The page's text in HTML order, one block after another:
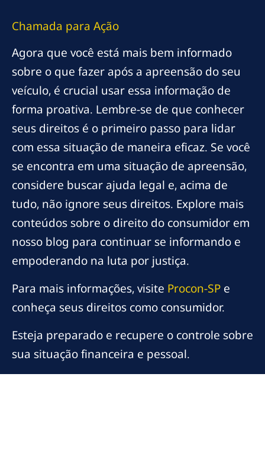
Chamada para Ação
Agora que você está mais bem informado
sobre o que fazer após a apreensão do seu
veículo, é crucial usar essa informação de
forma proativa. Lembre-se de que conhecer
seus direitos é o primeiro passo para lidar
com essa situação de maneira eficaz. Se você
se encontra em uma situação de apreensão,
considere buscar ajuda legal e, acima de
tudo, não ignore seus direitos. Explore mais
conteúdos sobre o direito do consumidor em
nosso blog para continuar se informando e
empoderando na luta por justiça.
Para mais informações, visite Procon-SP e
conheça seus direitos como consumidor.
Esteja preparado e recupere o controle sobre
sua situação financeira e pessoal.